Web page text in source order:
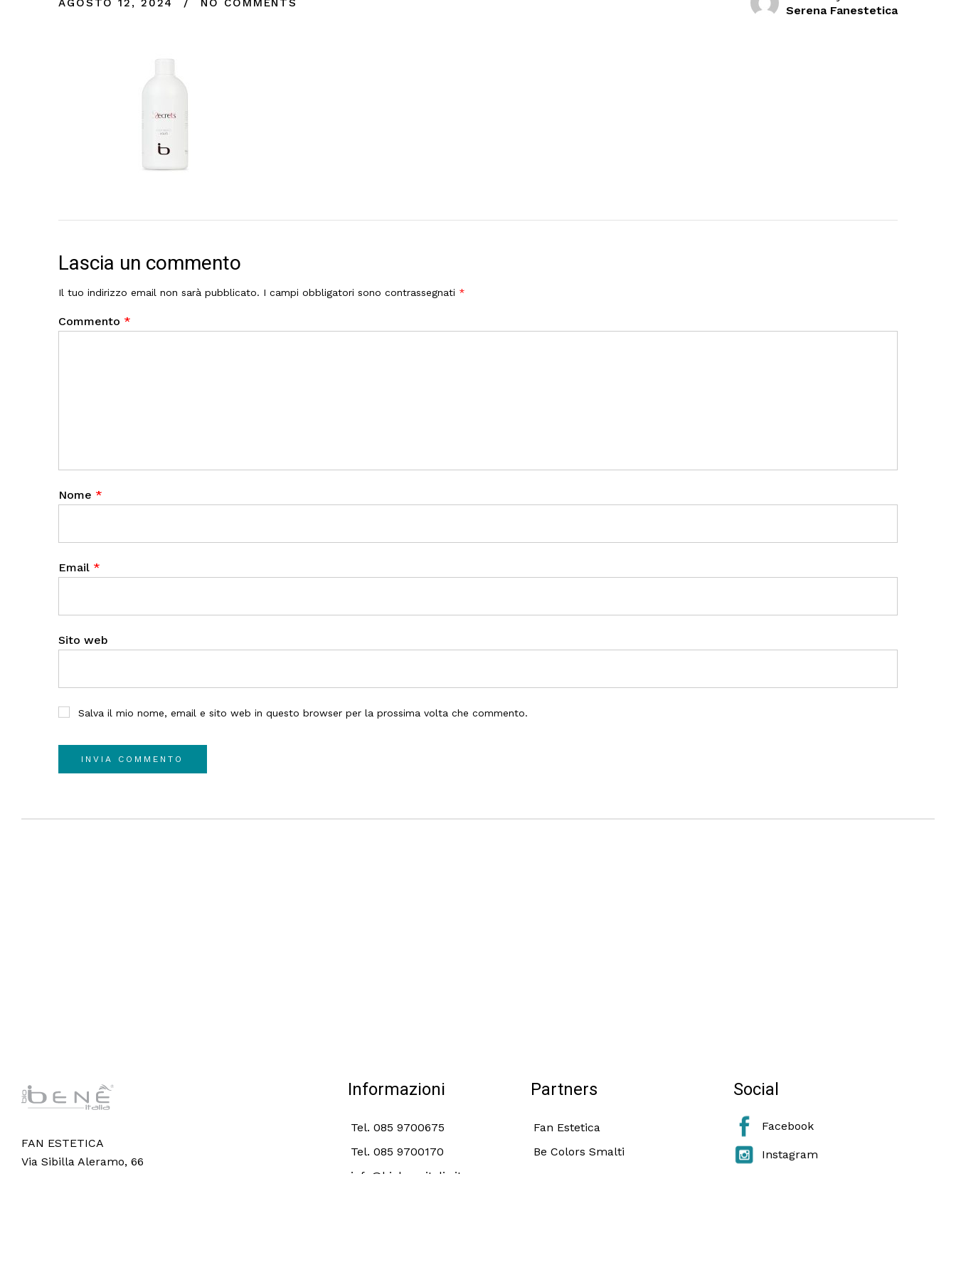
AGOSTO 12, 2024 NO COMMENTS
Serena Fanestetica
Lascia un commento
Il tuo indirizzo email non sarà pubblicato. I campi obbligatori sono contrassegnati *
Commento *
Nome *
Email *
Sito web
Salva il mio nome, email e sito web in questo browser per la prossima volta che commento.
FAN ESTETICA
Via Sibilla Aleramo, 66
Informazioni
Tel. 085 9700675
Tel. 085 9700170
info@biobeneitalia.it
Partners
Fan Estetica
Be Colors Smalti
Social
Facebook
Instagram